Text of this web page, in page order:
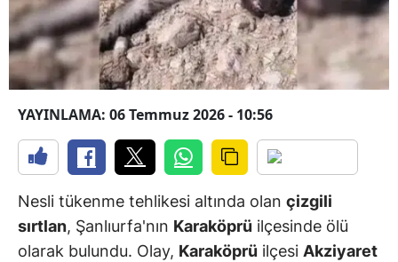
YAYINLAMA: 06 Temmuz 2026 - 10:56
Nesli tükenme tehlikesi altında olan çizgili
sırtlan, Şanlıurfa'nın Karaköprü ilçesinde ölü
olarak bulundu. Olay, Karaköprü ilçesi Akziyaret